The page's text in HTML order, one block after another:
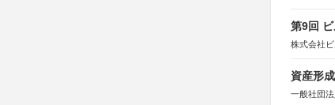
第9回
株式会社
資産形
一般社団